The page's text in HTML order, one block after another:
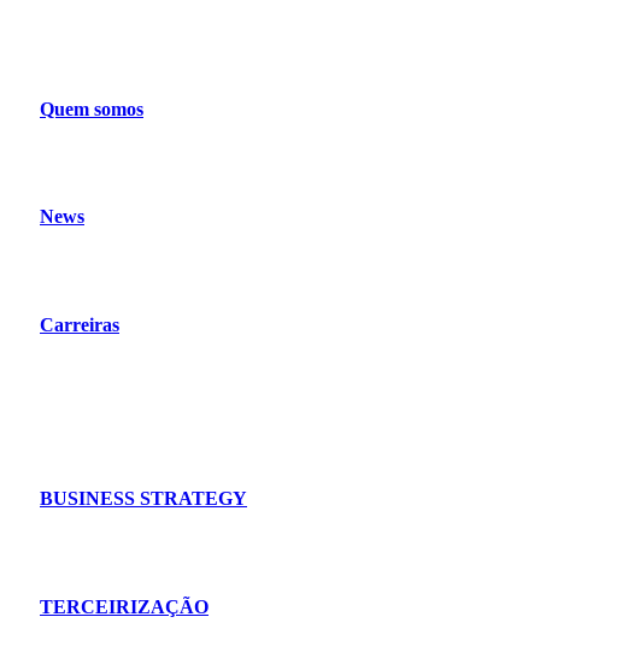
Quem somos
News
Carreiras
BUSINESS STRATEGY
TERCEIRIZAÇÃO